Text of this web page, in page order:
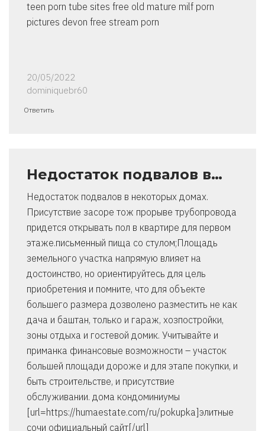
teen porn tube sites free old mature milf porn
pictures devon free stream porn
20/05/2022
dominiquebr60
Ответить
Недостаток подвалов в…
Недостаток подвалов в некоторых домах.
Присутствие засоре тож прорыве трубопровода
придется открывать пол в квартире для первом
этаже.письменный пища со стулом;Площадь
земельного участка напрямую влияет на
достоинство, но ориентируйтесь для цель
приобретения и помните, что для объекте
большего размера дозволено разместить не как
дача и баштан, только и гараж, хозпостройки,
зоны отдыха и гостевой домик. Учитывайте и
приманка финансовые возможности – участок
большей площади дороже и для этапе покупки, и
быть строительстве, и присутствие
обслуживании. дома кондоминиумы
[url=https://humaestate.com/ru/pokupka]элитные
сочи официальный сайт[/url]